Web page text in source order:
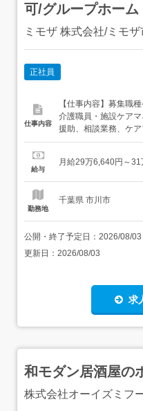
可/グループホーム
ミモザ 株式会社/ミモ
正社員
仕事内容
【仕事内容】募集職
介護職員・施設ケア
援助、相談業務、ケ
グ、調整業務 給与・
なし)認知症介護実践
給与
月給29万6,640円～31
勤務地
千葉県 市川市
公開・終了予定日： 2026/08/03
更新日： 2026/08/03
求
和モダン居酒屋の
株式会社オーイズミフ